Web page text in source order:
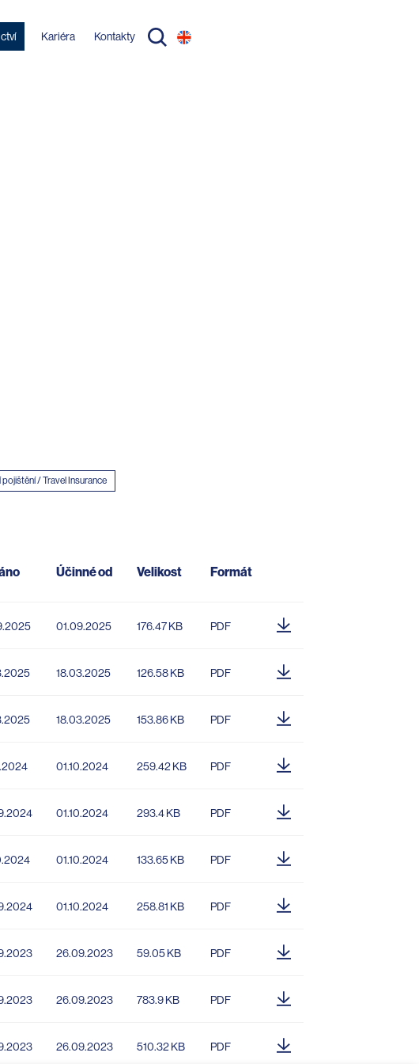
Kariéra Kontakty
/ Travel Insurance
Účinné od Velikost Formát
01.09.2025 176.47 KB PDF
18.03.2025 126.58 KB PDF
18.03.2025 153.86 KB PDF
01.10.2024 259.42 KB PDF
01.10.2024 293.4 KB PDF
01.10.2024 133.65 KB PDF
01.10.2024 258.81 KB PDF
26.09.2023 59.05 KB PDF
26.09.2023 783.9 KB PDF
26.09.2023 510.32 KB PDF